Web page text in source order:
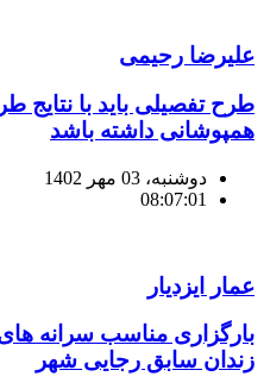
علیرضا رحیمی
طرح تفصیلی باید با نتایج
همپوشانی داشته باشد
دوشنبه، 03 مهر 1402
08:07:01
عمار ایزدیار
بارگزاری مناسب سرانه
زندان سابق رجایی شهر